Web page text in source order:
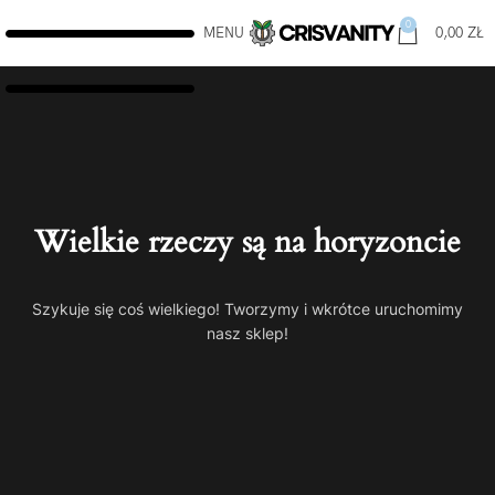
MENU 0 0,00 ZŁ
Wielkie rzeczy są na horyzoncie
Szykuje się coś wielkiego! Tworzymy i wkrótce uruchomimy
nasz sklep!